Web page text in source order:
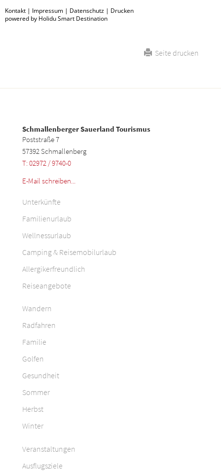
Kontakt | Impressum | Datenschutz | Drucken
powered by Holidu Smart Destination
Seite drucken
Schmallenberger Sauerland Tourismus
Poststraße 7
57392 Schmallenberg
T: 02972 / 9740-0
E-Mail schreiben...
Unterkünfte
Familienurlaub
Wellnessurlaub
Camping & Reisemobilurlaub
Allergikerfreundlich
Reiseangebote
Wandern
Radfahren
Familie
Golfen
Gesundheit
Sommer
Herbst
Winter
Veranstaltungen
Ausflugsziele